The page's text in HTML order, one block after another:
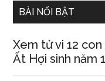
BÀI NỔI BẬT
Xem tử vi 12
Ất Hợi sinh năm